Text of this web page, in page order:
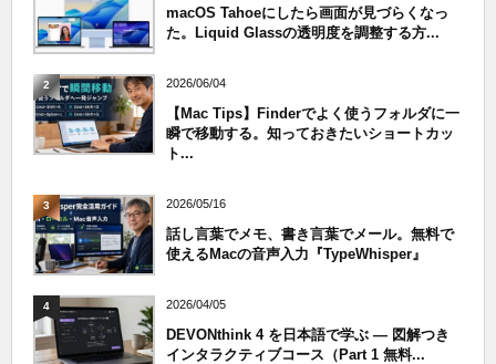
macOS Tahoeにしたら画面が見づらくなっ
た。Liquid Glassの透明度を調整する方...
2 2026/06/04
【Mac Tips】Finderでよく使うフォルダに一
瞬で移動する。知っておきたいショートカッ
ト...
3 2026/05/16
話し言葉でメモ、書き言葉でメール。無料で
使えるMacの音声入力『TypeWhisper』
4 2026/04/05
DEVONthink 4 を日本語で学ぶ — 図解つき
インタラクティブコース（Part 1 無料...